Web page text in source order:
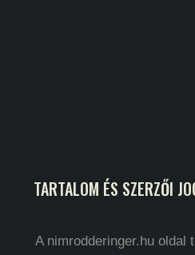
TARTALOM ÉS SZERZŐI
A nimrodderinger.hu oldal